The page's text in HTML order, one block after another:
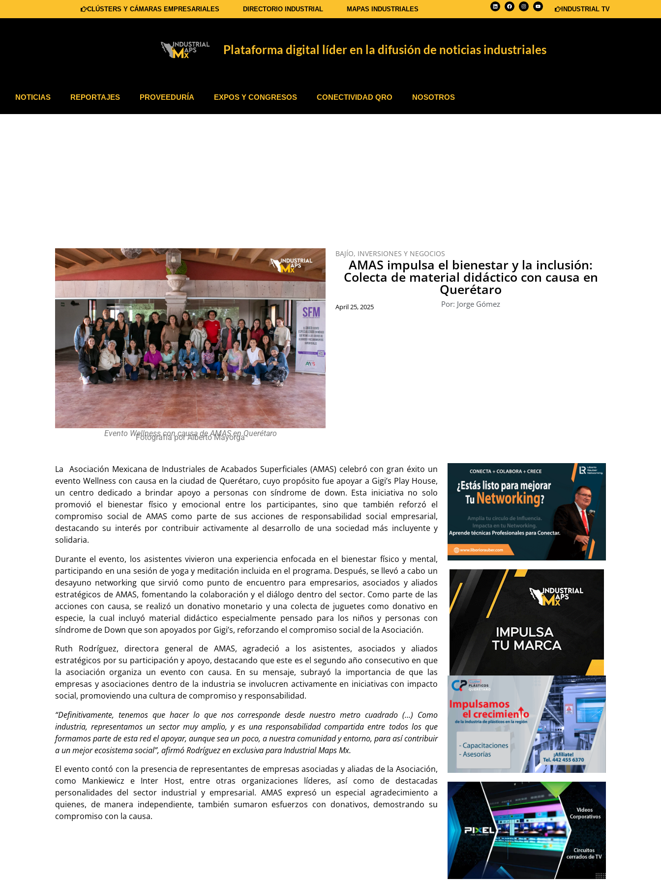
CLÚSTERS Y CÁMARAS EMPRESARIALES DIRECTORIO INDUSTRIAL MAPAS INDUSTRIALES INDUSTRIAL TV
Plataforma digital líder en la difusión de noticias industriales
NOTICIAS REPORTAJES PROVEEDURÍA EXPOS Y CONGRESOS CONECTIVIDAD QRO NOSOTROS
Evento Wellness con causa de AMAS en Querétaro
Fotografía por Alberto Mayorga
BAJÍO, INVERSIONES Y NEGOCIOS
AMAS impulsa el bienestar y la inclusión:
Colecta de material didáctico con causa en
Querétaro
Por: Jorge Gómez
April 25, 2025
La Asociación Mexicana de Industriales de Acabados Superficiales (AMAS) celebró con gran éxito un
evento Wellness con causa en la ciudad de Querétaro, cuyo propósito fue apoyar a Gigi’s Play House,
un centro dedicado a brindar apoyo a personas con síndrome de down. Esta iniciativa no solo
promovió el bienestar físico y emocional entre los participantes, sino que también reforzó el
compromiso social de AMAS como parte de sus acciones de responsabilidad social empresarial,
destacando su interés por contribuir activamente al desarrollo de una sociedad más incluyente y
solidaria.
Durante el evento, los asistentes vivieron una experiencia enfocada en el bienestar físico y mental,
participando en una sesión de yoga y meditación incluida en el programa. Después, se llevó a cabo un
desayuno networking que sirvió como punto de encuentro para empresarios, asociados y aliados
estratégicos de AMAS, fomentando la colaboración y el diálogo dentro del sector. Como parte de las
acciones con causa, se realizó un donativo monetario y una colecta de juguetes como donativo en
especie, la cual incluyó material didáctico especialmente pensado para los niños y personas con
síndrome de Down que son apoyados por Gigi’s, reforzando el compromiso social de la Asociación.
Ruth Rodríguez, directora general de AMAS, agradeció a los asistentes, asociados y aliados
estratégicos por su participación y apoyo, destacando que este es el segundo año consecutivo en que
la asociación organiza un evento con causa. En su mensaje, subrayó la importancia de que las
empresas y asociaciones dentro de la industria se involucren activamente en iniciativas con impacto
social, promoviendo una cultura de compromiso y responsabilidad.
“Definitivamente, tenemos que hacer lo que nos corresponde desde nuestro metro cuadrado (…) Como
industria, representamos un sector muy amplio, y es una responsabilidad compartida entre todos los que
formamos parte de esta red el apoyar, aunque sea un poco, a nuestra comunidad y entorno, para así contribuir
a un mejor ecosistema social”, afirmó Rodríguez en exclusiva para Industrial Maps Mx.
El evento contó con la presencia de representantes de empresas asociadas y aliadas de la Asociación,
como Mankiewicz e Inter Host, entre otras organizaciones líderes, así como de destacadas
personalidades del sector industrial y empresarial. AMAS expresó un especial agradecimiento a
quienes, de manera independiente, también sumaron esfuerzos con donativos, demostrando su
compromiso con la causa.